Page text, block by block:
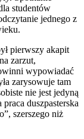
studentów
jednego z
pierwszy akapit
zarzut,
wypowiadać
zarysowuje tam
nie jest jedyną
duszpasterska
szerszego niż